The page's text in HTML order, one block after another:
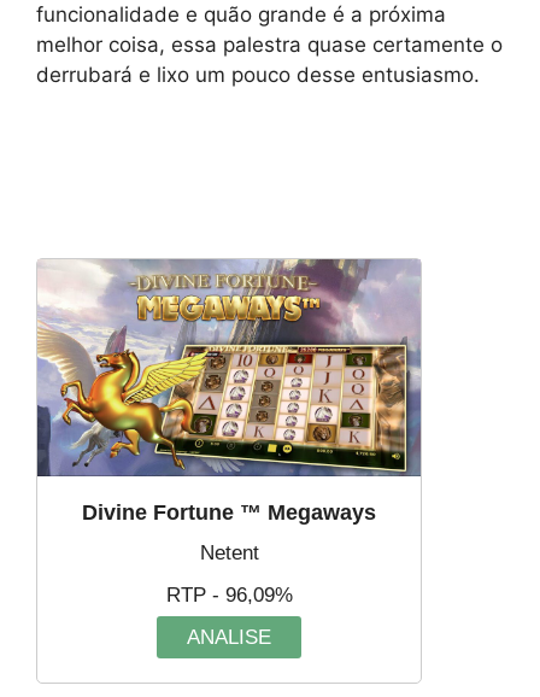
funcionalidade e quão grande é a próxima
melhor coisa, essa palestra quase certamente o
derrubará e lixo um pouco desse entusiasmo.
Divine Fortune ™ Megaways
Netent
RTP - 96,09%
ANALISE